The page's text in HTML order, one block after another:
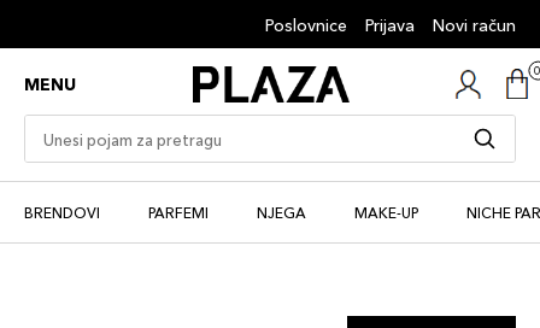
Poslovnice Prijava Novi račun
MENU
BRENDOVI PARFEMI NJEGA MAKE-UP NICHE